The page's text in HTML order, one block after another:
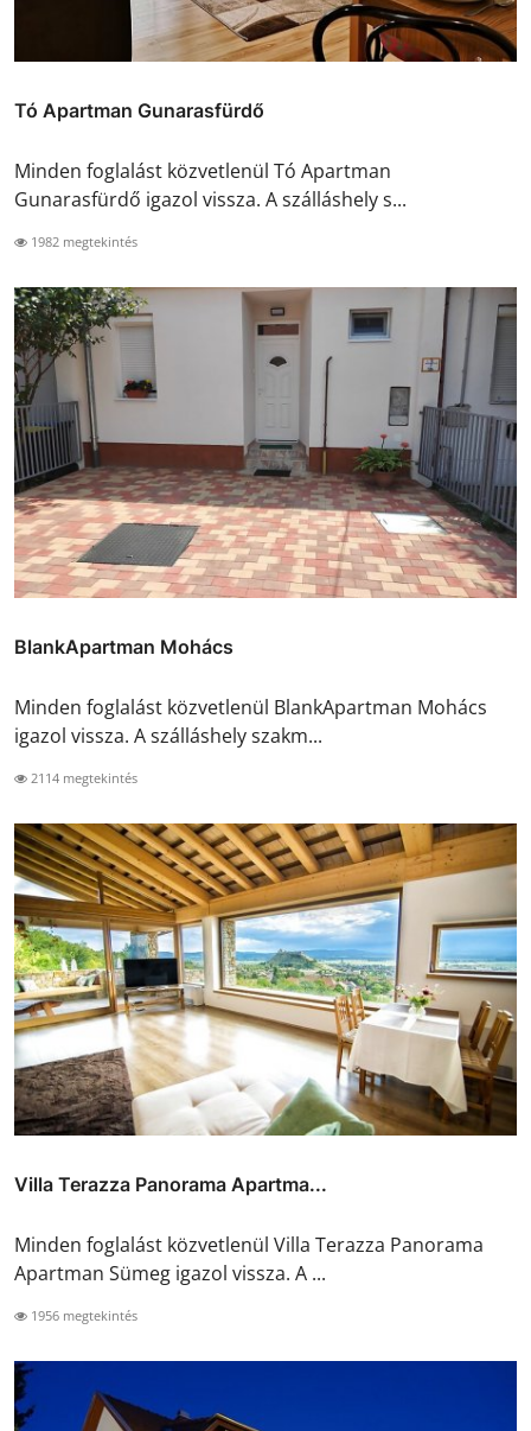
Tó Apartman Gunarasfürdő
Minden foglalást közvetlenül Tó Apartman
Gunarasfürdő igazol vissza. A szálláshely s...
1982 megtekintés
BlankApartman Mohács
Minden foglalást közvetlenül BlankApartman Mohács
igazol vissza. A szálláshely szakm...
2114 megtekintés
Villa Terazza Panorama Apartma...
Minden foglalást közvetlenül Villa Terazza Panorama
Apartman Sümeg igazol vissza. A ...
1956 megtekintés